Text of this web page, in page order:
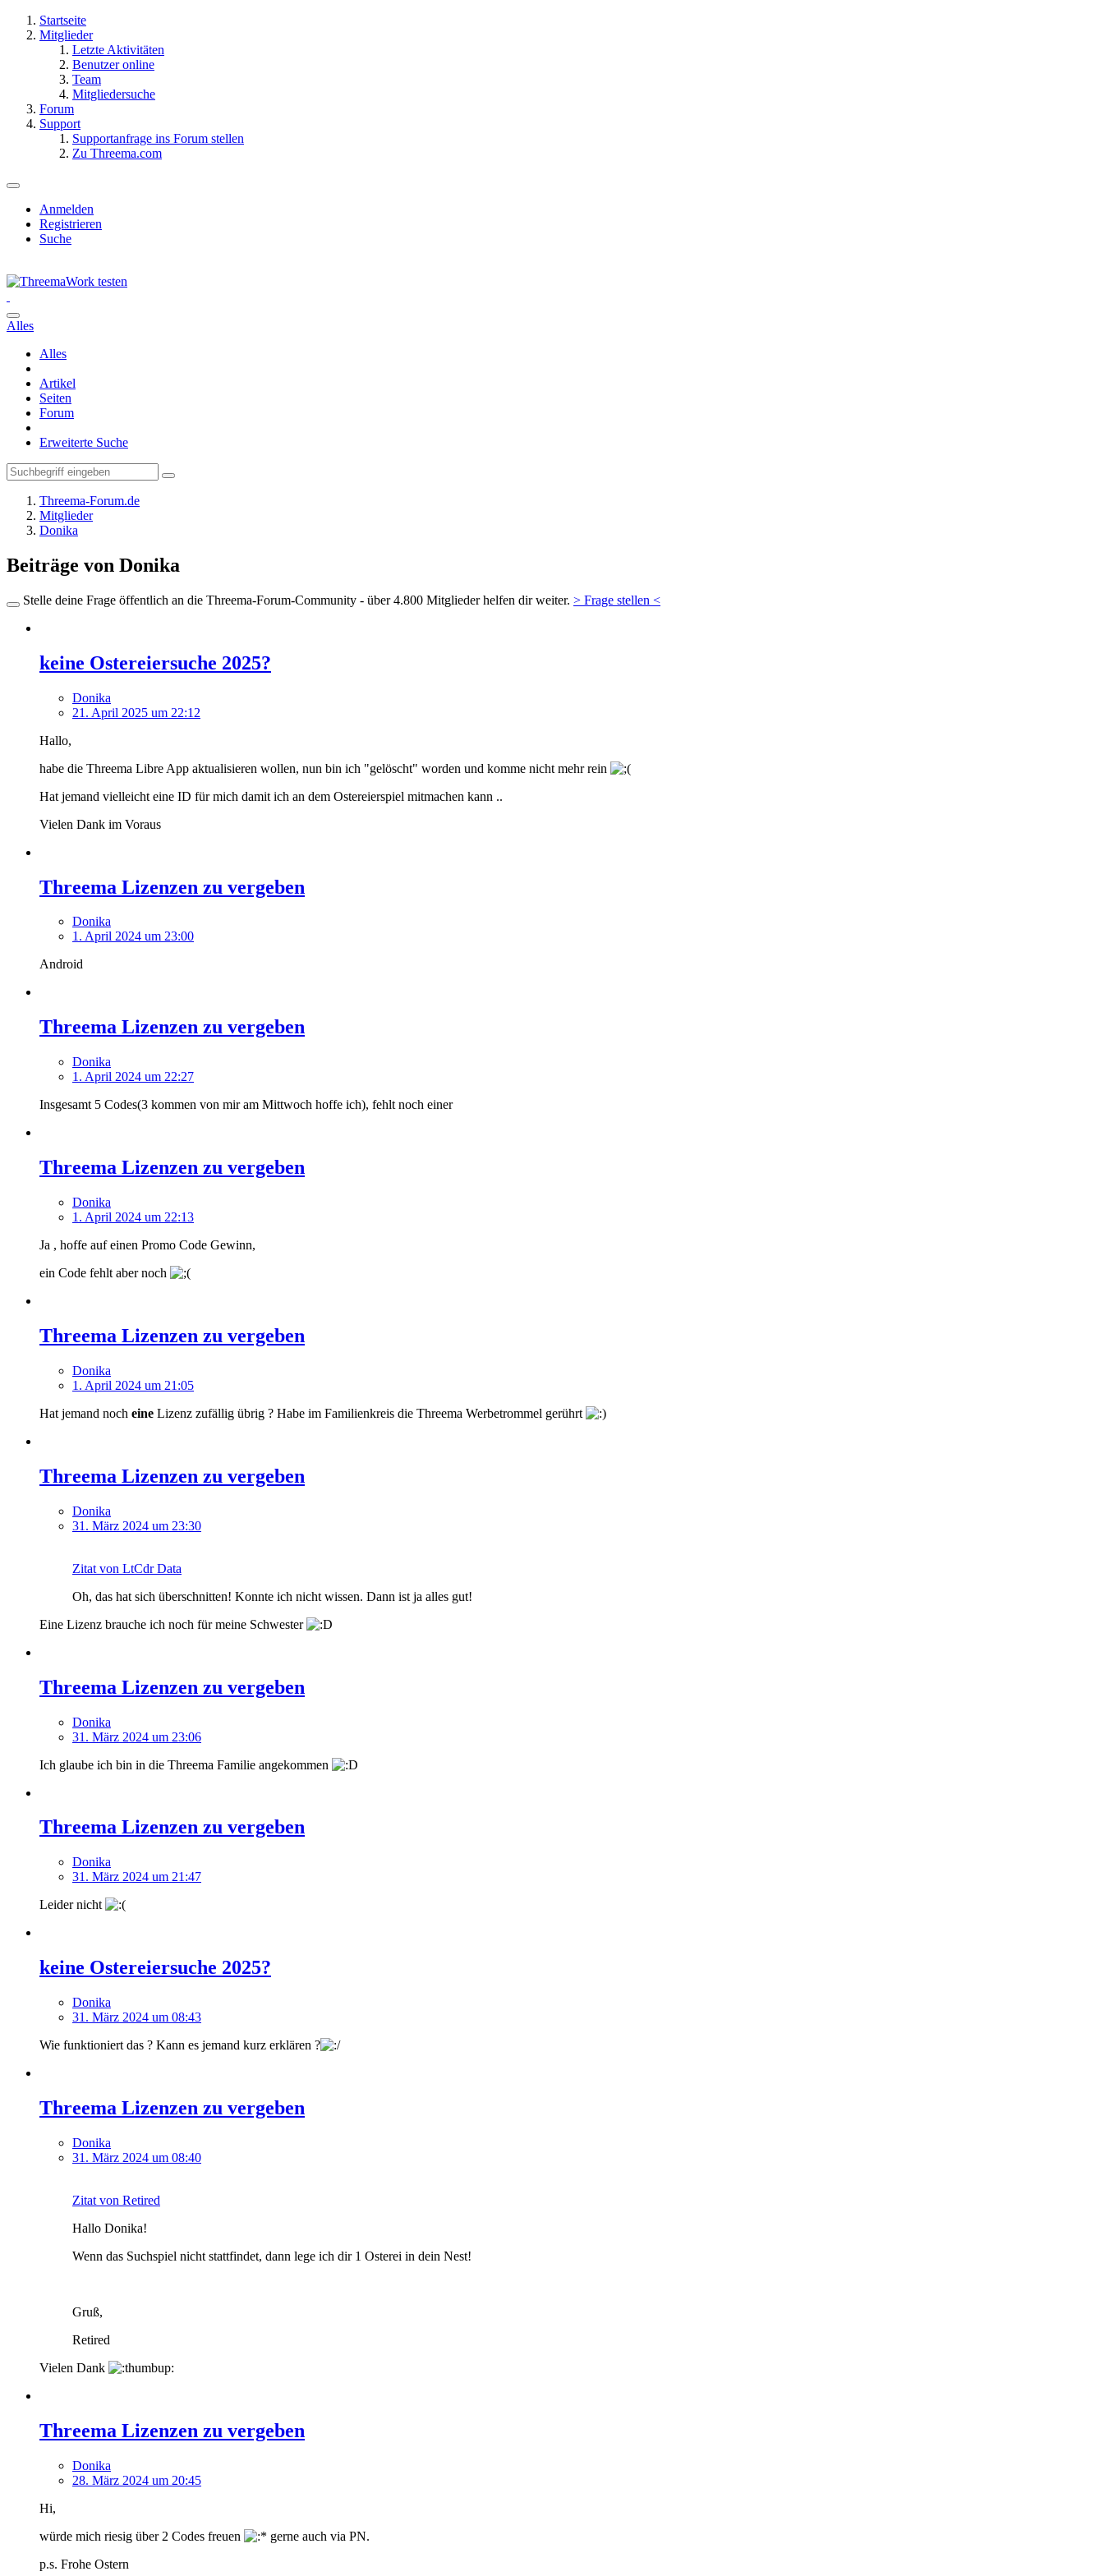
Startseite
Mitglieder
Letzte Aktivitäten
Benutzer online
Team
Mitgliedersuche
Forum
Support
Supportanfrage ins Forum stellen
Zu Threema.com
Anmelden
Registrieren
Suche
Alles
Alles
Artikel
Seiten
Forum
Erweiterte Suche
Threema-Forum.de
Mitglieder
Donika
Beiträge von Donika
Stelle deine Frage öffentlich an die Threema-Forum-Community - über 4.800 Mitglieder helfen dir weiter. > Frage stellen <
keine Ostereiersuche 2025?
Donika
21. April 2025 um 22:12
Hallo,
habe die Threema Libre App aktualisieren wollen, nun bin ich "gelöscht" worden und komme nicht mehr rein
Hat jemand vielleicht eine ID für mich damit ich an dem Ostereierspiel mitmachen kann ..
Vielen Dank im Voraus
Threema Lizenzen zu vergeben
Donika
1. April 2024 um 23:00
Android
Threema Lizenzen zu vergeben
Donika
1. April 2024 um 22:27
Insgesamt 5 Codes(3 kommen von mir am Mittwoch hoffe ich), fehlt noch einer
Threema Lizenzen zu vergeben
Donika
1. April 2024 um 22:13
Ja , hoffe auf einen Promo Code Gewinn,
ein Code fehlt aber noch
Threema Lizenzen zu vergeben
Donika
1. April 2024 um 21:05
Hat jemand noch eine Lizenz zufällig übrig ? Habe im Familienkreis die Threema Werbetrommel gerührt
Threema Lizenzen zu vergeben
Donika
31. März 2024 um 23:30
Zitat von LtCdr Data
Oh, das hat sich überschnitten! Konnte ich nicht wissen. Dann ist ja alles gut!
Eine Lizenz brauche ich noch für meine Schwester
Threema Lizenzen zu vergeben
Donika
31. März 2024 um 23:06
Ich glaube ich bin in die Threema Familie angekommen
Threema Lizenzen zu vergeben
Donika
31. März 2024 um 21:47
Leider nicht
keine Ostereiersuche 2025?
Donika
31. März 2024 um 08:43
Wie funktioniert das ? Kann es jemand kurz erklären ?
Threema Lizenzen zu vergeben
Donika
31. März 2024 um 08:40
Zitat von Retired
Hallo Donika!
Wenn das Suchspiel nicht stattfindet, dann lege ich dir 1 Osterei in dein Nest!
Gruß,
Retired
Vielen Dank
Threema Lizenzen zu vergeben
Donika
28. März 2024 um 20:45
Hi,
würde mich riesig über 2 Codes freuen
gerne auch via PN.
p.s. Frohe Ostern